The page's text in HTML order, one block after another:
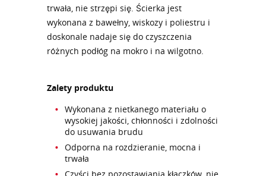
trwała, nie strzępi się. Ścierka jest
wykonana z bawełny, wiskozy i poliestru i
doskonale nadaje się do czyszczenia
różnych podłóg na mokro i na wilgotno.
Zalety produktu
Wykonana z nietkanego materiału o
wysokiej jakości, chłonności i zdolności
do usuwania brudu
Odporna na rozdzieranie, mocna i
trwała